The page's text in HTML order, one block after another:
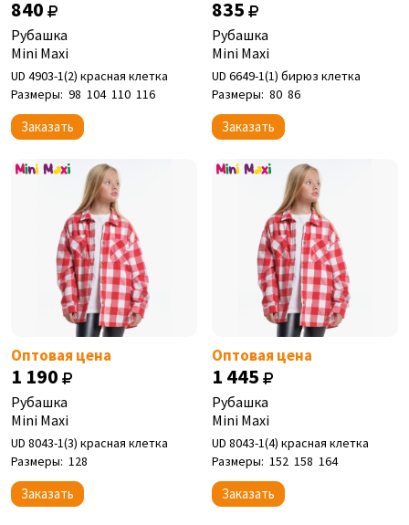
840
Рубашка
Mini Maxi
UD 4903-1(2) красная клетка
Размеры: 98 104 110 116
Заказать
835
Рубашка
Mini Maxi
UD 6649-1(1) бирюз клетка
Размеры: 80 86
Заказать
Оптовая цена
1 190
Рубашка
Mini Maxi
UD 8043-1(3) красная клетка
Размеры: 128
Заказать
Оптовая цена
1 445
Рубашка
Mini Maxi
UD 8043-1(4) красная клетка
Размеры: 152 158 164
Заказать